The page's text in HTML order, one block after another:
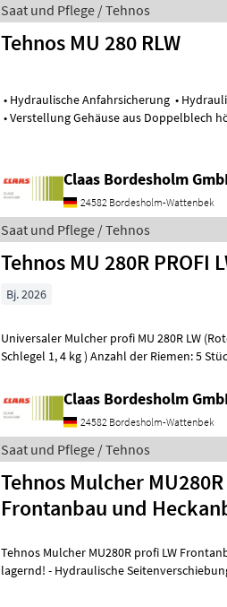
Saat und Pflege / Tehnos
Tehnos MU 280 RLW
• Hydraulische Anfahrsicherung •
• Verstellung Gehäuse aus Doppelblech
Claas Bordesholm
24582 Bordesholm-Wattenbek
Saat und Pflege / Tehnos
Tehnos MU 280R PROFI
Bj. 2026
Universaler Mulcher profi MU 280R LW
Schlegel 1, 4 kg ) Anzahl der Riemen: 5
Claas Bordesholm
24582 Bordesholm-Wattenbek
Saat und Pflege / Tehnos
Tehnos Mulcher
Frontanbau und
Tehnos Mulcher MU280R profi LW
lagernd! - Hydraulische Seitenverschiebung 58 cm - Doppelbock -